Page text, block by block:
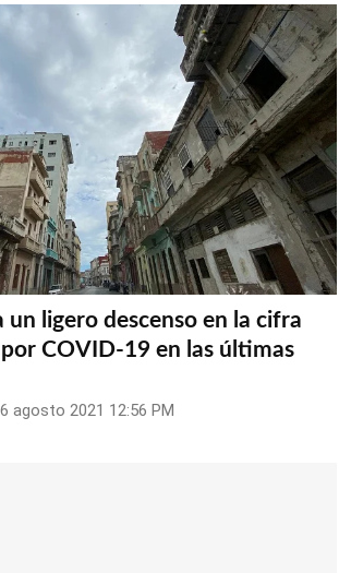
un ligero descenso en la cifra
COVID-19 en las últimas
agosto 2021 12:56 PM